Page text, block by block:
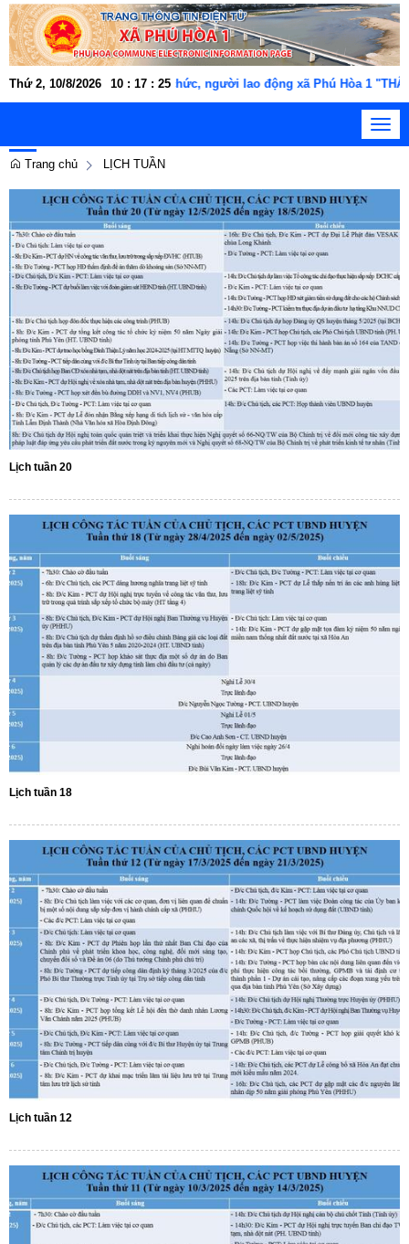
Thứ 2, 10/8/2026 10 : 17 : 27
chức, người lao động xã Phú Hòa 1 "THÂN THIỆN, NGHĨA TÌNH,
Trang chủ
LỊCH TUẦN
Lịch tuần 20
Lịch tuần 18
Lịch tuần 12